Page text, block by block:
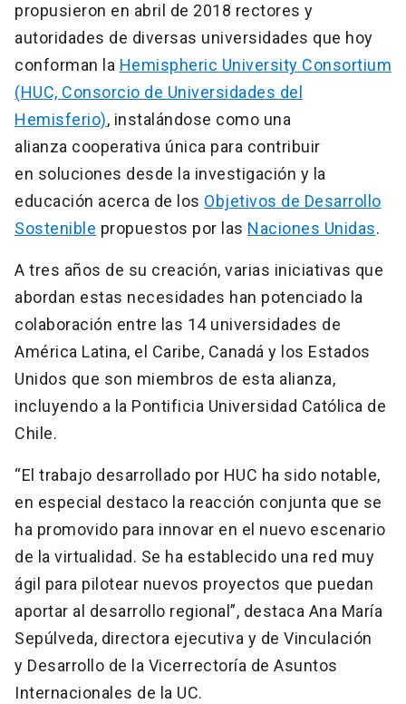
propusieron en abril de 2018 rectores y
autoridades de diversas universidades que hoy
conforman la Hemispheric University Consortium
(HUC, Consorcio de Universidades del
Hemisferio), instalándose como una
alianza cooperativa única para contribuir
en soluciones desde la investigación y la
educación acerca de los Objetivos de Desarrollo
Sostenible propuestos por las Naciones Unidas.
A tres años de su creación, varias iniciativas que
abordan estas necesidades han potenciado la
colaboración entre las 14 universidades de
América Latina, el Caribe, Canadá y los Estados
Unidos que son miembros de esta alianza,
incluyendo a la Pontificia Universidad Católica de
Chile.
“El trabajo desarrollado por HUC ha sido notable,
en especial destaco la reacción conjunta que se
ha promovido para innovar en el nuevo escenario
de la virtualidad. Se ha establecido una red muy
ágil para pilotear nuevos proyectos que puedan
aportar al desarrollo regional”, destaca Ana María
Sepúlveda, directora ejecutiva y de Vinculación
y Desarrollo de la Vicerrectoría de Asuntos
Internacionales de la UC.